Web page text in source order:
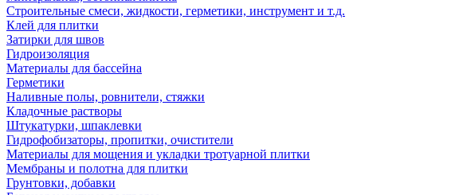
Строительные смеси, жидкости, герметики, инструмент и т.д.
Клей для плитки
Затирки для швов
Гидроизоляция
Материалы для бассейна
Герметики
Наливные полы, ровнители, стяжки
Кладочные растворы
Штукатурки, шпаклевки
Гидрофобизаторы, пропитки, очистители
Материалы для мощения и укладки тротуарной плитки
Мембраны и полотна для плитки
Грунтовки, добавки